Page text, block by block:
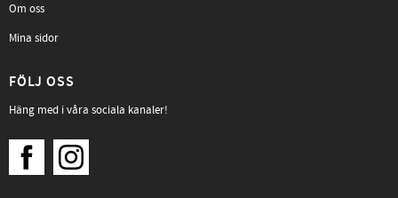
Om oss
Mina sidor
FÖLJ OSS
Häng med i våra sociala kanaler!